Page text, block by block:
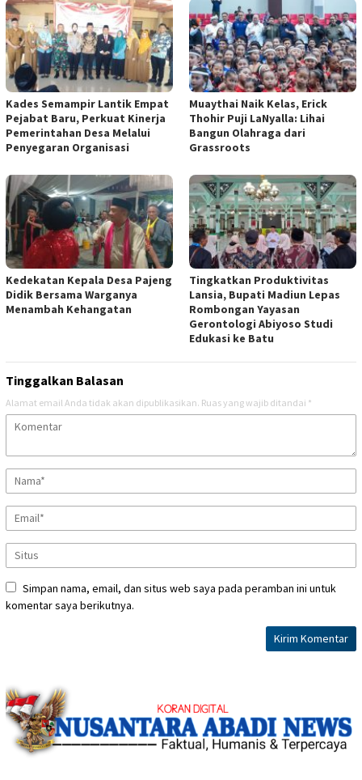
Kades Semampir Lantik Empat
Pejabat Baru, Perkuat Kinerja
Pemerintahan Desa Melalui
Penyegaran Organisasi
Muaythai Naik Kelas, Erick
Thohir Puji LaNyalla: Lihai
Bangun Olahraga dari
Grassroots
Kedekatan Kepala Desa Pajeng
Didik Bersama Warganya
Menambah Kehangatan
Tingkatkan Produktivitas
Lansia, Bupati Madiun Lepas
Rombongan Yayasan
Gerontologi Abiyoso Studi
Edukasi ke Batu
Tinggalkan Balasan
Alamat email Anda tidak akan dipublikasikan. Ruas yang wajib ditandai *
Simpan nama, email, dan situs web saya pada peramban ini untuk
komentar saya berikutnya.